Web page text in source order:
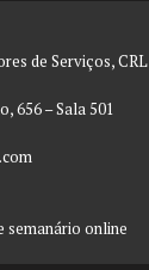
de Serviços, CRL
656 – Sala 501
semanário online